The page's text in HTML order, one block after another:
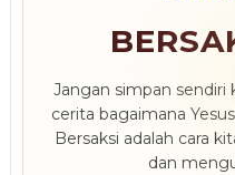
Jangan simpan sendiri
cerita bagaimana
Bersaksi adalah cara
dan